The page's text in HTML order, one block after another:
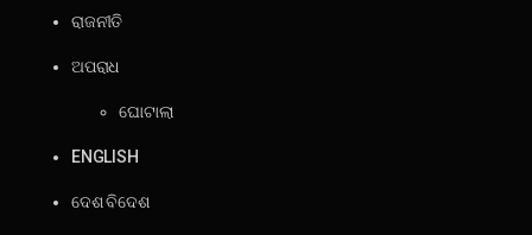
ରାଜନୀତି
ଅପରାଧ
ଘୋଟାଲା
ENGLISH
ଦେଶ ବିଦେଶ